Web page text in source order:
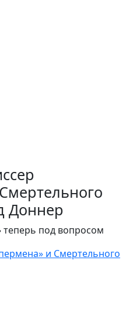
Доннер
под вопросом
и Смертельного